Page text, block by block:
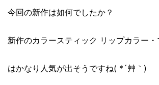
今回の新作は如何でしたか？
新作のカラースティック リップカラー・
はかなり人気が出そうですね( *´艸｀)